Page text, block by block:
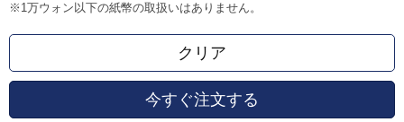
※1万ウォン以下の紙幣の取扱いはありません。
クリア
今すぐ注文する